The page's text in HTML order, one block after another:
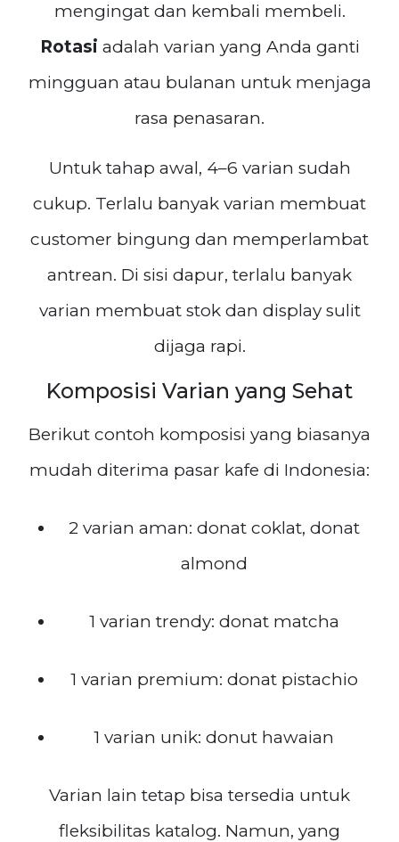
mengingat dan kembali membeli.
Rotasi adalah varian yang Anda ganti
mingguan atau bulanan untuk menjaga
rasa penasaran.
Untuk tahap awal, 4–6 varian sudah
cukup. Terlalu banyak varian membuat
customer bingung dan memperlambat
antrean. Di sisi dapur, terlalu banyak
varian membuat stok dan display sulit
dijaga rapi.
Komposisi Varian yang Sehat
Berikut contoh komposisi yang biasanya
mudah diterima pasar kafe di Indonesia:
2 varian aman: donat coklat, donat
almond
1 varian trendy: donat matcha
1 varian premium: donat pistachio
1 varian unik: donut hawaian
Varian lain tetap bisa tersedia untuk
fleksibilitas katalog. Namun, yang